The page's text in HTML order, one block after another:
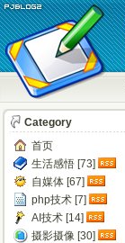
Category
首页
生活感悟 [73]
自媒体 [67]
php技术 [7]
AI技术 [14]
摄影摄像 [30]